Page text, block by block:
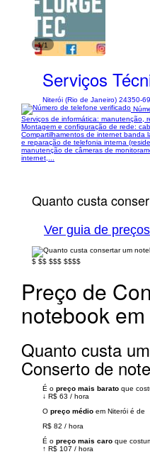
1/1
Serviços
Niterói (Rio de Janeiro) 24350-
Serviços de informática: manutenção,
Montagem e configuração de rede:
Compartilhamentos de internet banda
e reparação de telefonia interna
manutenção de câmeras de
internet,...
Quanto custa
Ver guia de preços
$ $$ $$$ $$$$
Preço de
notebook
Quanto custa
Conserto de
É o preço mais barato que
↓ R$ 63 / hora
O preço médio em Niterói é de
R$ 82 / hora
É o preço mais caro que
↑ R$ 107 / hora